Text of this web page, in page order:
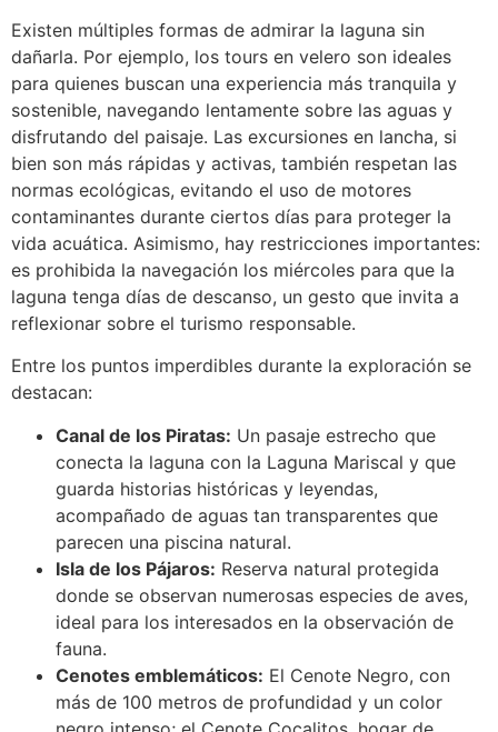
Existen múltiples formas de admirar la laguna sin
dañarla. Por ejemplo, los tours en velero son ideales
para quienes buscan una experiencia más tranquila y
sostenible, navegando lentamente sobre las aguas y
disfrutando del paisaje. Las excursiones en lancha, si
bien son más rápidas y activas, también respetan las
normas ecológicas, evitando el uso de motores
contaminantes durante ciertos días para proteger la
vida acuática. Asimismo, hay restricciones importantes:
es prohibida la navegación los miércoles para que la
laguna tenga días de descanso, un gesto que invita a
reflexionar sobre el turismo responsable.
Entre los puntos imperdibles durante la exploración se
destacan:
Canal de los Piratas: Un pasaje estrecho que
conecta la laguna con la Laguna Mariscal y que
guarda historias históricas y leyendas,
acompañado de aguas tan transparentes que
parecen una piscina natural.
Isla de los Pájaros: Reserva natural protegida
donde se observan numerosas especies de aves,
ideal para los interesados en la observación de
fauna.
Cenotes emblemáticos: El Cenote Negro, con
más de 100 metros de profundidad y un color